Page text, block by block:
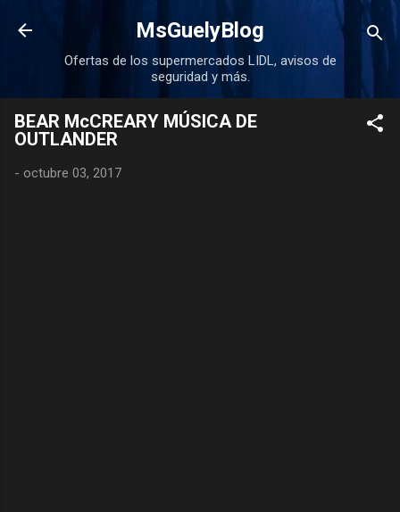
Ir al contenido principal
MsGuelyBlog
Ofertas de los supermercados LIDL, avisos de
seguridad y más.
BEAR McCREARY MÚSICA DE
OUTLANDER
- octubre 03, 2017